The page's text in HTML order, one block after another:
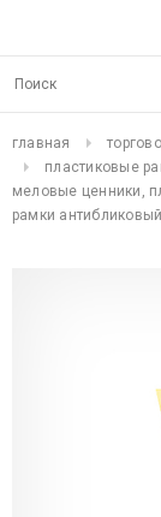
главная
пластиковые
меловые ценники,
рамки